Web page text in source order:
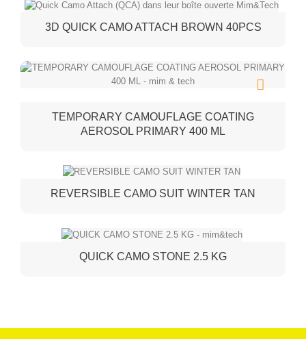
3D QUICK CAMO ATTACH BROWN 40PCS
TEMPORARY CAMOUFLAGE COATING
AEROSOL PRIMARY 400 ML
REVERSIBLE CAMO SUIT WINTER TAN
QUICK CAMO STONE 2.5 KG